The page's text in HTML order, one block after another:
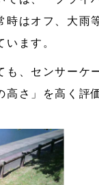
時はオフ、大雨
います。
も、センサーケ
高さ」を高く評